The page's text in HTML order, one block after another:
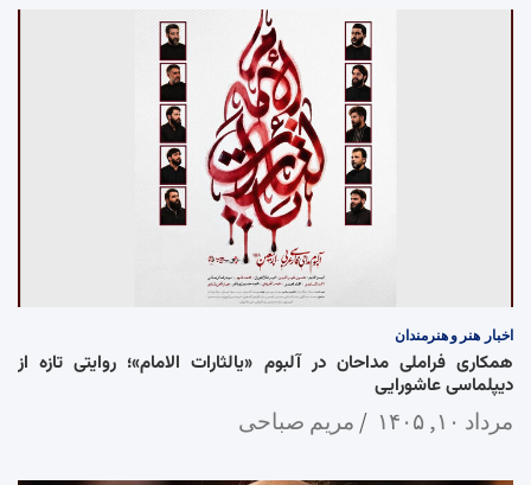
اخبار هنر و هنرمندان
همکاری فراملی مداحان در آلبوم «یالثارات الامام»؛ روایتی تازه از
دیپلماسی عاشورایی
مرداد ۱۰, ۱۴۰۵ مریم صباحی